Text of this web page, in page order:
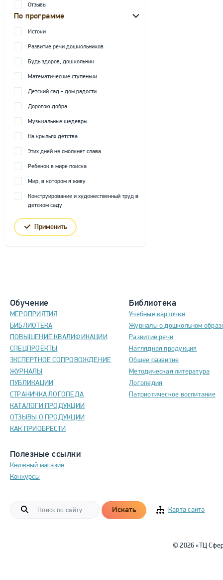
Отзывы
По программе
Истоки
Развитие речи дошкольников
Будь здоров, дошкольник
Математические ступеньки
Детский сад - дом радости
Дорогою добра
Музыкальные шедевры
На крыльях детства
Этих дней не смолкнет слава
Ребенок в мире поиска
Мир, в котором я живу
Конструирование и художественный труд в
детском саду
Применить
Обучение
МЕРОПРИЯТИЯ
БИБЛИОТЕКА
ПОВЫШЕНИЕ КВАЛИФИКАЦИИ
СПЕЦПРОЕКТЫ
ЭКСПЕРТНОЕ СОПРОВОЖДЕНИЕ
ЖУРНАЛЫ
ПУБЛИКАЦИИ
СТРАНИЧКА ЛОГОПЕДА
КАТАЛОГИ ПРОДУКЦИИ
ОТЗЫВЫ О ПРОДУКЦИИ
КАК ПРИОБРЕСТИ
Полезные ссылки
Книжный магазин
Конкурсы
Библиотека
Учебные карточки
Журналы о дошкольном
Развитие речи
Наглядная продукция
Общее развитие
Методическая литература
Логопедия
Патриотическое воспитание
Искать Карта сайта
© 2026 «ТЦ